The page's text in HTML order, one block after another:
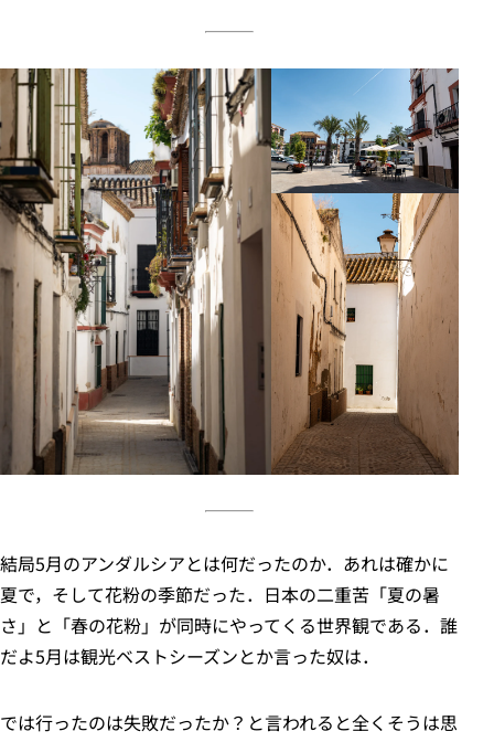
結局5月のアンダルシアとは何だったのか．あれは確かに
夏で，そして花粉の季節だった．日本の二重苦「夏の暑
さ」と「春の花粉」が同時にやってくる世界観である．誰
だよ5月は観光ベストシーズンとか言った奴は．
では行ったのは失敗だったか？と言われると全くそうは思